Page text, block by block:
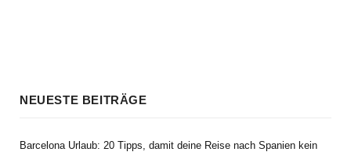
NEUESTE BEITRÄGE
Barcelona Urlaub: 20 Tipps, damit deine Reise nach Spanien kein